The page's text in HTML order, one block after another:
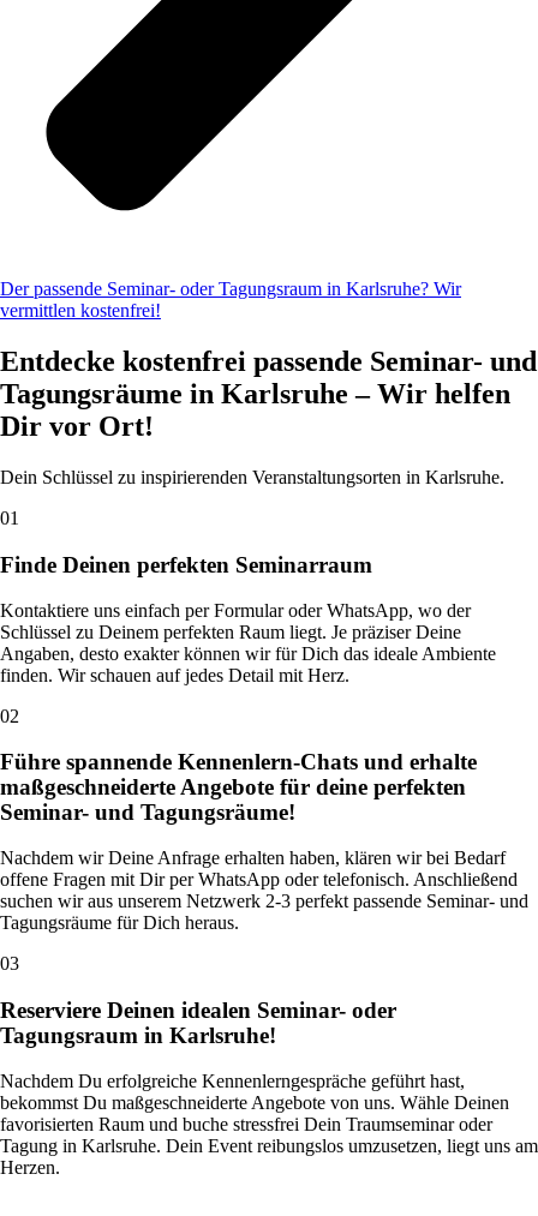
Der passende Seminar- oder Tagungsraum in Karlsruhe? Wir
vermittlen kostenfrei!
Entdecke kostenfrei passende Seminar- und
Tagungsräume in Karlsruhe – Wir helfen
Dir vor Ort!
Dein Schlüssel zu inspirierenden Veranstaltungsorten in Karlsruhe.
01
Finde Deinen perfekten Seminarraum
Kontaktiere uns einfach per Formular oder WhatsApp, wo der
Schlüssel zu Deinem perfekten Raum liegt. Je präziser Deine
Angaben, desto exakter können wir für Dich das ideale Ambiente
finden. Wir schauen auf jedes Detail mit Herz.
02
Führe spannende Kennenlern-Chats und erhalte
maßgeschneiderte Angebote für deine perfekten
Seminar- und Tagungsräume!
Nachdem wir Deine Anfrage erhalten haben, klären wir bei Bedarf
offene Fragen mit Dir per WhatsApp oder telefonisch. Anschließend
suchen wir aus unserem Netzwerk 2-3 perfekt passende Seminar- und
Tagungsräume für Dich heraus.
03
Reserviere Deinen idealen Seminar- oder
Tagungsraum in Karlsruhe!
Nachdem Du erfolgreiche Kennenlerngespräche geführt hast,
bekommst Du maßgeschneiderte Angebote von uns. Wähle Deinen
favorisierten Raum und buche stressfrei Dein Traumseminar oder
Tagung in Karlsruhe. Dein Event reibungslos umzusetzen, liegt uns am
Herzen.